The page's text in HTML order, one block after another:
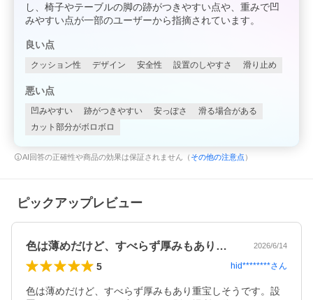
し、椅子やテーブルの脚の跡がつきやすい点や、重みで凹
みやすい点が一部のユーザーから指摘されています。
良い点
クッション性 デザイン 安全性 設置のしやすさ 滑り止め
悪い点
凹みやすい 跡がつきやすい 安っぽさ
滑る場合がある
カット部分がボロボロ
AI回答の正確性や商品の効果は保証されません（ その他の注意点 ）
ピックアップレビュー
色は薄めだけど、すべらず厚みもあり重宝… 2026/6/14
5 hid********さん
色は薄めだけど、すべらず厚みもあり重宝しそうです。設